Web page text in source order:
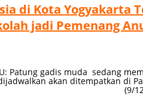
di Kota Yogyakarta
jadi Pemenang
Patung gadis muda sedang
akan ditempatkan di
(9/